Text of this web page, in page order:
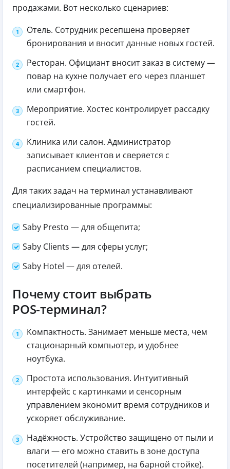
продажами. Вот несколько сценариев:
Отель. Сотрудник ресепшена проверяет
бронирования и вносит данные новых гостей.
Ресторан. Официант вносит заказ в систему —
повар на кухне получает его через планшет
или смартфон.
Мероприятие. Хостес контролирует рассадку
гостей.
Клиника или салон. Администратор
записывает клиентов и сверяется с
расписанием специалистов.
Для таких задач на терминал устанавливают
специализированные программы:
Saby Presto — для общепита;
Saby Clients — для сферы услуг;
Saby Hotel — для отелей.
Почему стоит выбрать
POS‑терминал?
Компактность. Занимает меньше места, чем
стационарный компьютер, и удобнее
ноутбука.
Простота использования. Интуитивный
интерфейс с картинками и сенсорным
управлением экономит время сотрудников и
ускоряет обслуживание.
Надёжность. Устройство защищено от пыли и
влаги — его можно ставить в зоне доступа
посетителей (например, на барной стойке).